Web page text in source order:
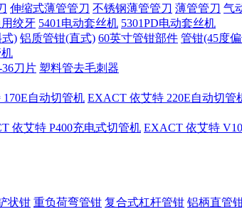
伸缩式薄管管刀 不锈钢薄管管刀 薄管管刀 气
绞牙 5401电动套丝机 5301PD电动套丝机
式) 铝质管钳(直式) 60英寸管钳部件 管钳(45度
36刀片 塑料管去毛刺器
自动切管机 EXACT 依艾特 220E自动切管
依艾特 P400充电式切管机 EXACT 依艾特
状钳 重负荷弯管钳 复合式杠杆管钳 铝柄直管